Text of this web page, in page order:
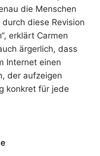
die Menschen
diese Revision
erklärt Carmen
ärgerlich, dass
Internet einen
der aufzeigen
konkret für jede